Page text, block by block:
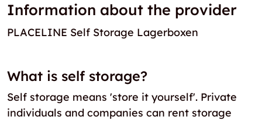
Information about the provider
PLACELINE Self Storage Lagerboxen
What is self storage?
Self storage means 'store it yourself'. Private
individuals and companies can rent storage